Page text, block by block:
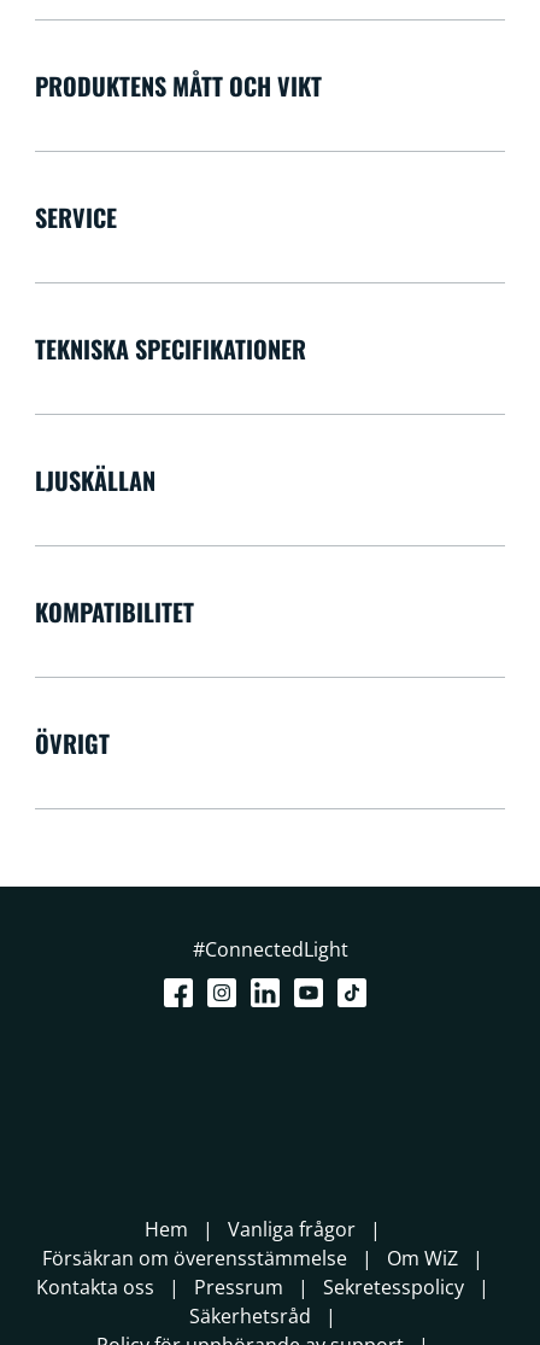
PRODUKTENS MÅTT OCH VIKT
SERVICE
TEKNISKA SPECIFIKATIONER
LJUSKÄLLAN
KOMPATIBILITET
ÖVRIGT
#ConnectedLight
Hem
Vanliga frågor
Försäkran om överensstämmelse
Om WiZ
Kontakta oss
Pressrum
Sekretesspolicy
Säkerhetsråd